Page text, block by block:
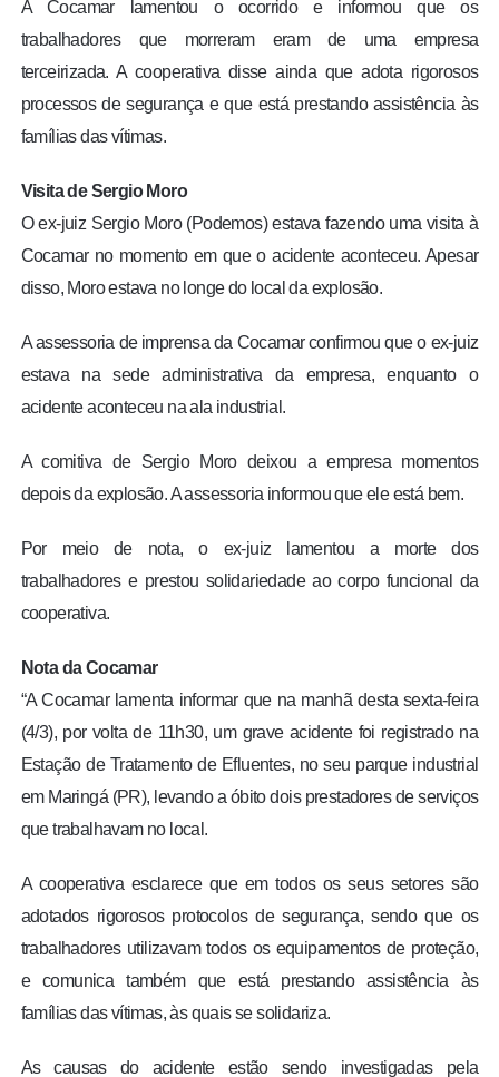
A Cocamar lamentou o ocorrido e informou que os
trabalhadores que morreram eram de uma empresa
terceirizada. A cooperativa disse ainda que adota rigorosos
processos de segurança e que está prestando assistência às
famílias das vítimas.
Visita de Sergio Moro
O ex-juiz Sergio Moro (Podemos) estava fazendo uma visita à
Cocamar no momento em que o acidente aconteceu. Apesar
disso, Moro estava no longe do local da explosão.
A assessoria de imprensa da Cocamar confirmou que o ex-juiz
estava na sede administrativa da empresa, enquanto o
acidente aconteceu na ala industrial.
A comitiva de Sergio Moro deixou a empresa momentos
depois da explosão. A assessoria informou que ele está bem.
Por meio de nota, o ex-juiz lamentou a morte dos
trabalhadores e prestou solidariedade ao corpo funcional da
cooperativa.
Nota da Cocamar
“A Cocamar lamenta informar que na manhã desta sexta-feira
(4/3), por volta de 11h30, um grave acidente foi registrado na
Estação de Tratamento de Efluentes, no seu parque industrial
em Maringá (PR), levando a óbito dois prestadores de serviços
que trabalhavam no local.
A cooperativa esclarece que em todos os seus setores são
adotados rigorosos protocolos de segurança, sendo que os
trabalhadores utilizavam todos os equipamentos de proteção,
e comunica também que está prestando assistência às
famílias das vítimas, às quais se solidariza.
As causas do acidente estão sendo investigadas pela